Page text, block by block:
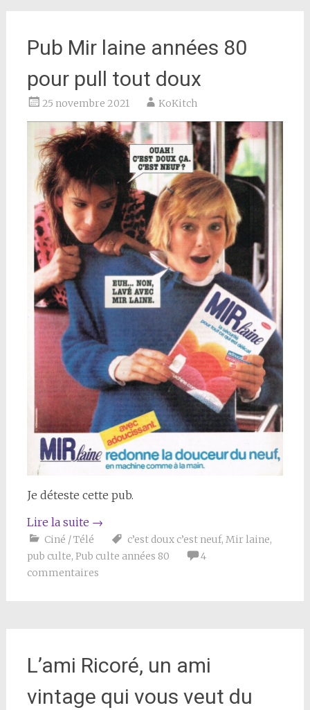
Pub Mir laine années 80
pour pull tout doux
25 novembre 2021 KoKitch
Je déteste cette pub.
Lire la suite →
Ciné / Télé c’est doux c’est neuf, Mir laine,
pub culte, Pub culte années 80
4
commentaires
L’ami Ricoré, un ami
vintage qui vous veut du